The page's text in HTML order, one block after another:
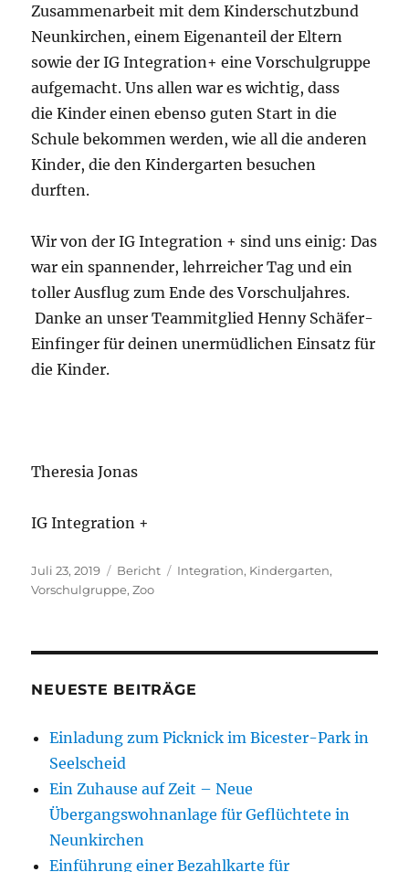
Zusammenarbeit mit dem Kinderschutzbund
Neunkirchen, einem Eigenanteil der Eltern
sowie der IG Integration+ eine Vorschulgruppe
aufgemacht. Uns allen war es wichtig, dass
die Kinder einen ebenso guten Start in die
Schule bekommen werden, wie all die anderen
Kinder, die den Kindergarten besuchen
durften.
Wir von der IG Integration + sind uns einig: Das
war ein spannender, lehrreicher Tag und ein
toller Ausflug zum Ende des Vorschuljahres.
Danke an unser Teammitglied Henny Schäfer-
Einfinger für deinen unermüdlichen Einsatz für
die Kinder.
Theresia Jonas
IG Integration +
Veröffentlicht
am
Juli 23, 2019 Kategorien
Bericht Schlagwörter
Integration, Kindergarten,
Vorschulgruppe,Zoo
NEUESTE BEITRÄGE
Einladung zum Picknick im Bicester-Park in
Seelscheid
Ein Zuhause auf Zeit – Neue
Übergangswohnanlage für Geflüchtete in
Neunkirchen
Einführung einer Bezahlkarte für